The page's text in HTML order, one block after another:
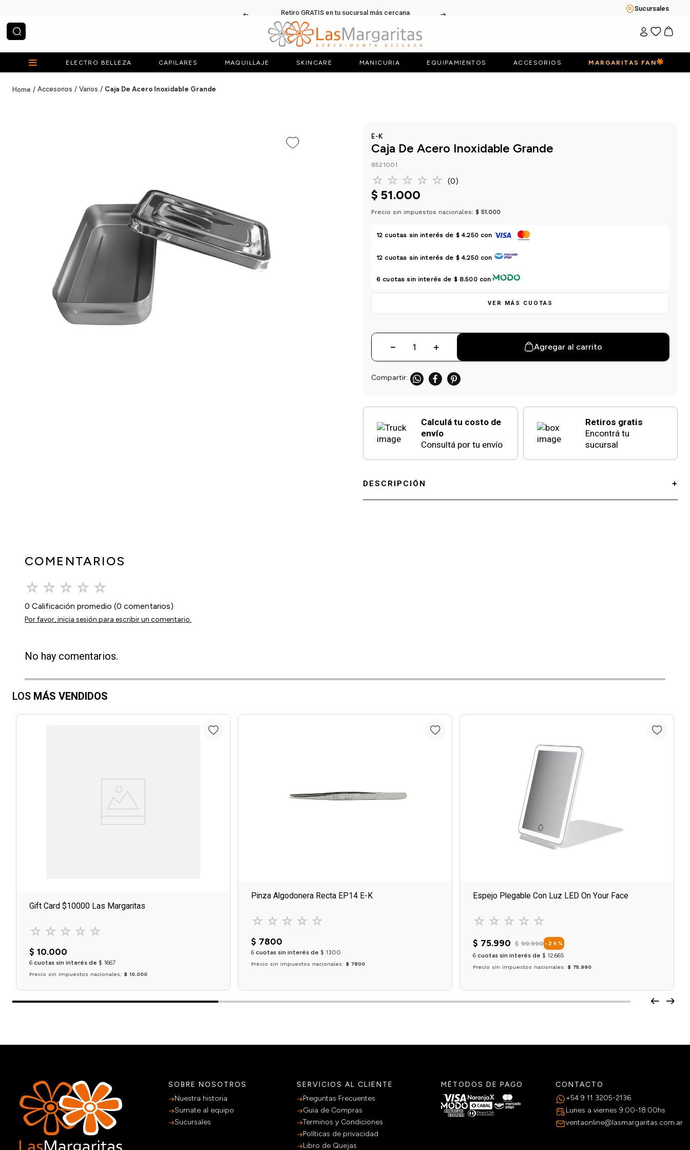
Retiro GRATIS en tu sucursal más cercana
Sucursales
¿Qué estás buscando?
ELECTRO BELLEZA CAPILARES MAQUILLAJE SKINCARE MANICURIA EQUIPAMIENTOS ACCESORIOS MARGARITAS FAN
Accesorios Varios Caja De Acero Inoxidable Grande
E-K
Caja De Acero Inoxidable Grande
8521001
☆ ☆ ☆ ☆ ☆ (0)
$ 51.000
Precio sin impuestos nacionales: $ 51.000
12 cuotas sin interés de $ 4.250con
12 cuotas sin interés de $ 4.250con
6 cuotas sin interés de $ 8.500con
VER MÁS CUOTAS
＋
－ Agregar al carrito
Calculá tu costo de
envío
Consultá por tu envío
Retiros gratis
Encontrá tu
sucursal
DESCRIPCIÓN
COMENTARIOS
☆ ☆ ☆ ☆ ☆
0 Calificación promedio (0 comentarios)
Por favor, inicia sesión para escribir un comentario.
No hay comentarios.
LOS MÁS VENDIDOS
Gift Card $10000 Las Margaritas
☆ ☆ ☆ ☆ ☆
$ 10.000
6 cuotas sin interés de $ 1667
Precio sin impuestos nacionales: $ 10.000
Pinza Algodonera Recta EP14 E-K
☆ ☆ ☆ ☆ ☆
$ 7800
6 cuotas sin interés de $ 1300
Precio sin impuestos nacionales: $ 7800
Agregar al carrito
Espejo Plegable Con Luz LED On Your Face
☆ ☆ ☆ ☆ ☆
$ 75.990 $ 99.990 - 24 %
6 cuotas sin interés de $ 12.665
Precio sin impuestos nacionales: $ 75.990
Agregar al carrito
SOBRE NOSOTROS
Nuestra historia
Sumate al equipo
Sucursales
SERVICIOS AL CLIENTE
Preguntas Frecuentes
Guia de Compras
Terminos y Condiciones
Políticas de privacidad
Libro de Quejas
MÉTODOS DE PAGO
CONTACTO
+54 9 11 3205-2136
Lunes a viernes 9:00-18:00hs
ventaonline@lasmargaritas.com.ar